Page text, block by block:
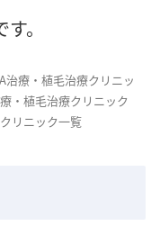
。
治療・植毛治療クリニッ
・植毛治療クリニック
リニック一覧